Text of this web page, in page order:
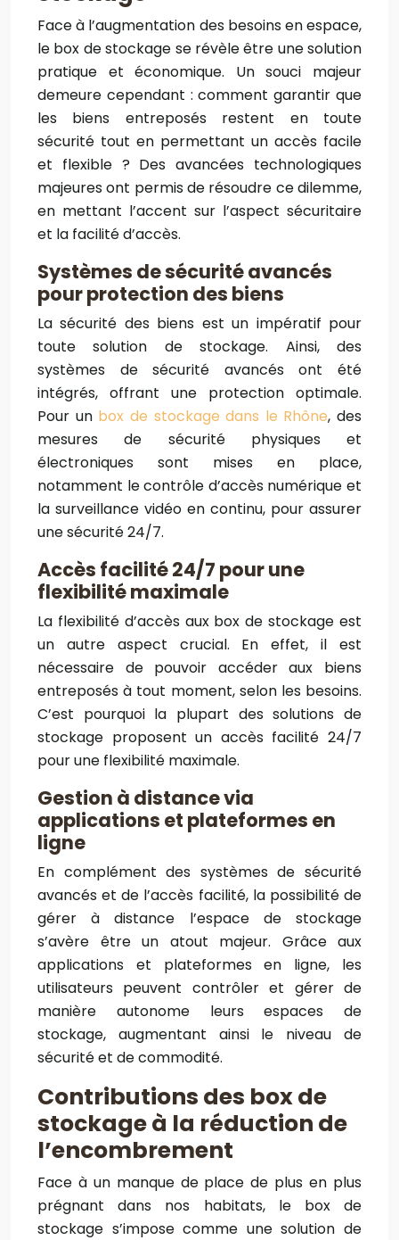
Face à l’augmentation des besoins en espace,
le box de stockage se révèle être une solution
pratique et économique. Un souci majeur
demeure cependant : comment garantir que
les biens entreposés restent en toute
sécurité tout en permettant un accès facile
et flexible ? Des avancées technologiques
majeures ont permis de résoudre ce dilemme,
en mettant l’accent sur l’aspect sécuritaire
et la facilité d’accès.
Systèmes de sécurité avancés
pour protection des biens
La sécurité des biens est un impératif pour
toute solution de stockage. Ainsi, des
systèmes de sécurité avancés ont été
intégrés, offrant une protection optimale.
Pour un box de stockage dans le Rhône, des
mesures de sécurité physiques et
électroniques sont mises en place,
notamment le contrôle d’accès numérique et
la surveillance vidéo en continu, pour assurer
une sécurité 24/7.
Accès facilité 24/7 pour une
flexibilité maximale
La flexibilité d’accès aux box de stockage est
un autre aspect crucial. En effet, il est
nécessaire de pouvoir accéder aux biens
entreposés à tout moment, selon les besoins.
C’est pourquoi la plupart des solutions de
stockage proposent un accès facilité 24/7
pour une flexibilité maximale.
Gestion à distance via
applications et plateformes en
ligne
En complément des systèmes de sécurité
avancés et de l’accès facilité, la possibilité de
gérer à distance l’espace de stockage
s’avère être un atout majeur. Grâce aux
applications et plateformes en ligne, les
utilisateurs peuvent contrôler et gérer de
manière autonome leurs espaces de
stockage, augmentant ainsi le niveau de
sécurité et de commodité.
Contributions des box de
stockage à la réduction de
l’encombrement
Face à un manque de place de plus en plus
prégnant dans nos habitats, le box de
stockage s’impose comme une solution de